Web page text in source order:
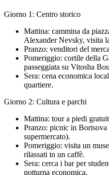
Giorno 1: Centro storico
Mattina: cammina da
Alexander Nevsky, visita
Pranzo: venditori del
Pomeriggio: cortile della
passeggiata su Vitosha
Sera: cena economica
quartiere.
Giorno 2: Cultura e parchi
Mattina: tour a piedi
Pranzo: picnic in
supermercato).
Pomeriggio: visita un
rilassati in un caffè.
Sera: cerca i bar per
notturna economica.